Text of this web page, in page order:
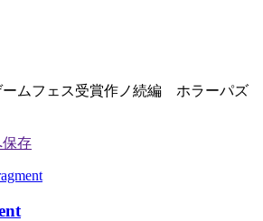
ームフェス受賞作ノ続編 ホラーパズ